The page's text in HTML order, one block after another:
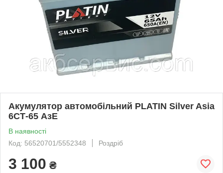
Акумулятор автомобільний PLATIN Silver Asia
6СТ-65 АзE
В наявності
Код: 56520701/5552348
Роздріб
3 100 ₴